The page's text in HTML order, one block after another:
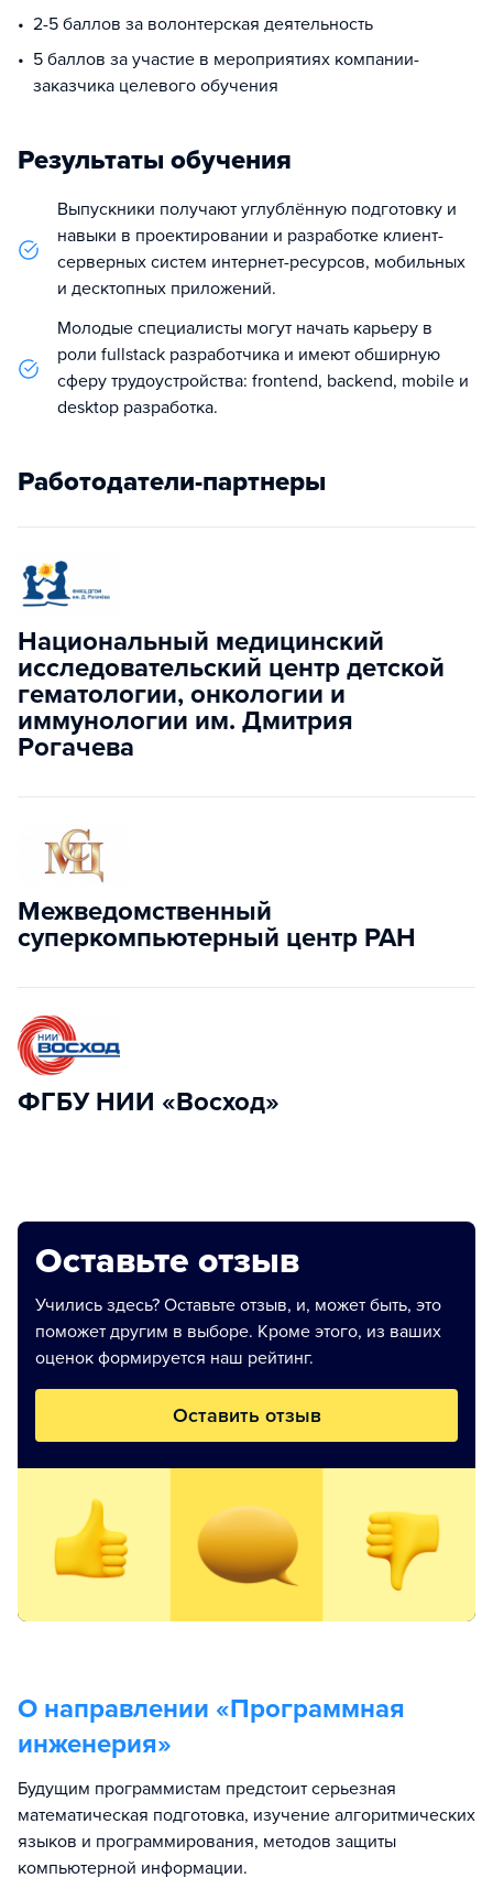
2-5 баллов за волонтерская деятельность
5 баллов за участие в мероприятиях компании-
заказчика целевого обучения
Результаты обучения
Выпускники получают углублённую подготовку и
навыки в проектировании и разработке клиент-
серверных систем интернет-ресурсов, мобильных
и десктопных приложений.
Молодые специалисты могут начать карьеру в
роли fullstack разработчика и имеют обширную
сферу трудоустройства: frontend, backend, mobile и
desktop разработка.
Работодатели-партнеры
Национальный медицинский
исследовательский центр детской
гематологии, онкологии и
иммунологии им. Дмитрия
Рогачева
Межведомственный
суперкомпьютерный центр РАН
ФГБУ НИИ «Восход»
Оставьте отзыв
Учились здесь? Оставьте отзыв, и, может быть, это
поможет другим в выборе. Кроме этого, из ваших
оценок формируется наш рейтинг.
Оставить отзыв
О направлении «Программная
инженерия»
Будущим программистам предстоит серьезная
математическая подготовка, изучение алгоритмических
языков и программирования, методов защиты
компьютерной информации.